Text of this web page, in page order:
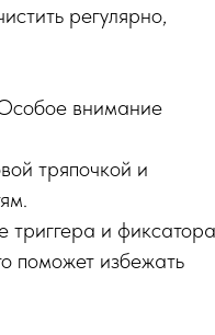
регулярно,
Особое внимание
тряпочкой и
триггера и фиксатора
поможет избежать